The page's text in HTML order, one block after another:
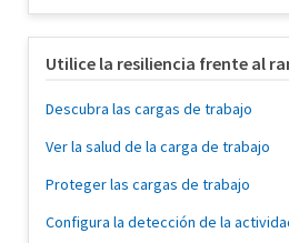
Utilice la resiliencia frente al
Descubra las cargas de trabajo
Ver la salud de la carga de trabajo
Proteger las cargas de trabajo
Configura la detección de la